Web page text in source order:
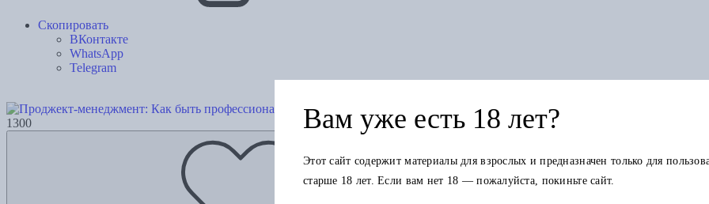
Скопировать
ВКонтакте
WhatsApp
Telegram
Проджект-менеджмент: Как быть профессионалом
1300
Вам уже есть 18 лет?
Этот сайт содержит материалы для взрослых и предназначен только для
старше 18 лет. Если вам нет 18 — пожалуйста, покиньте сайт.